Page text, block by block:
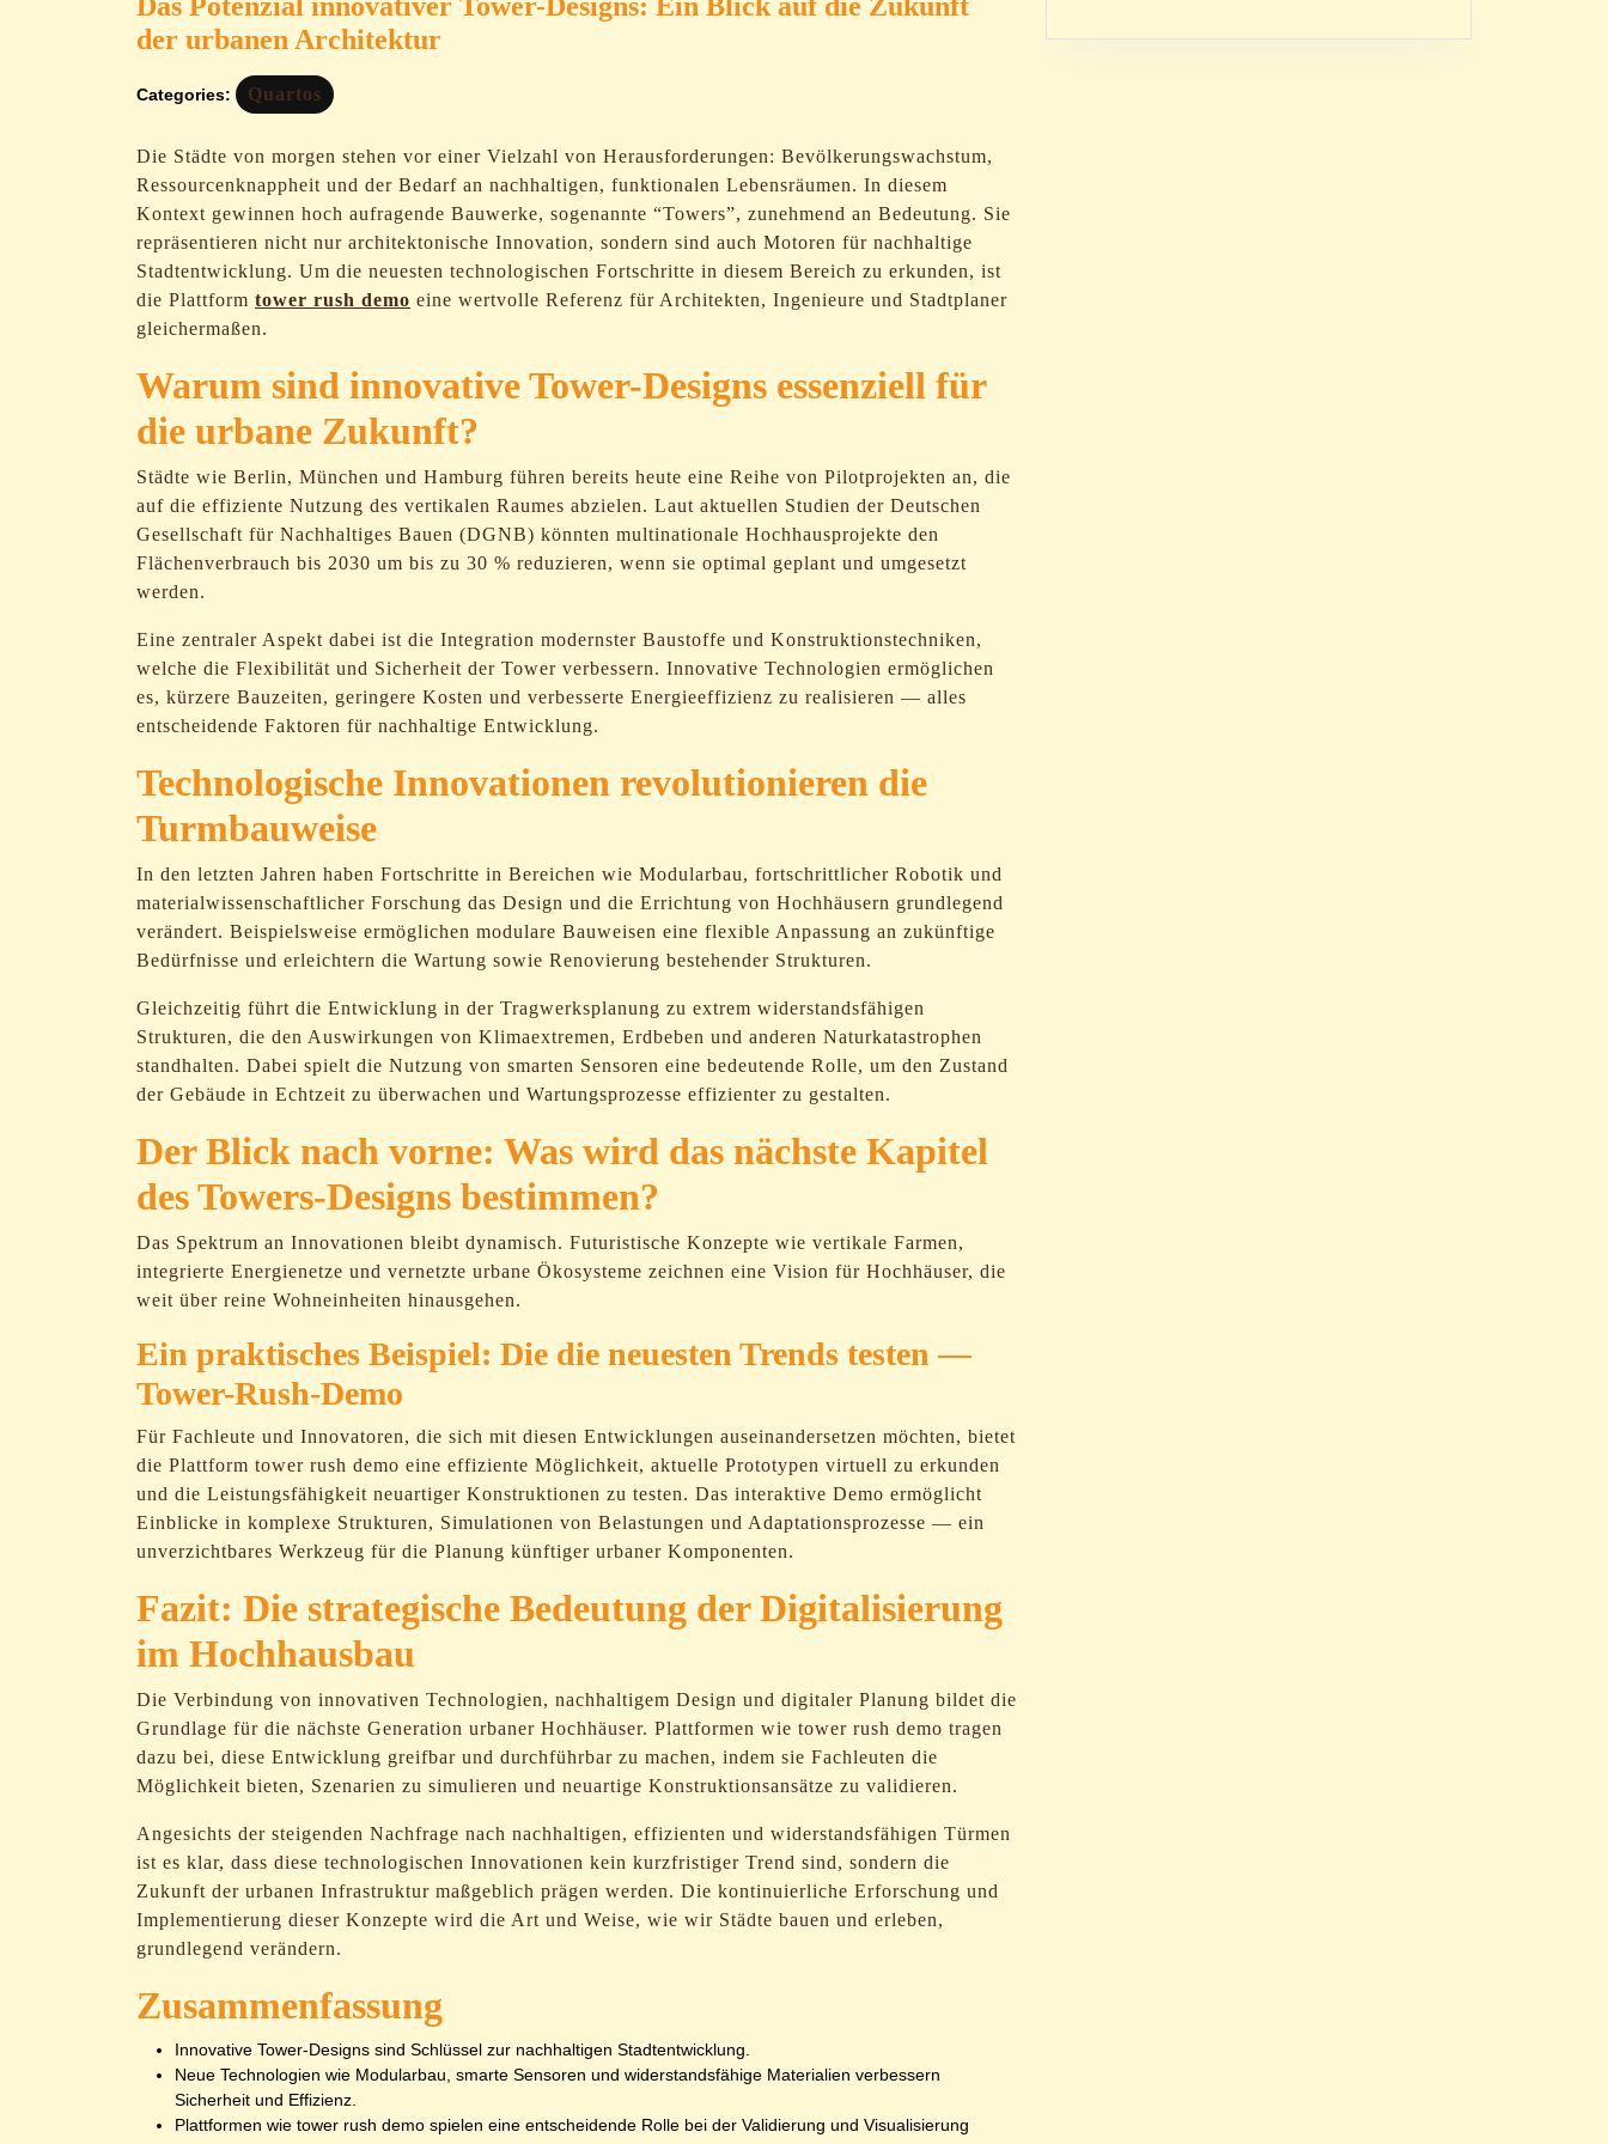
der urbanen Architektur
Categories: Quartos
Die Städte von morgen stehen vor einer Vielzahl von Herausforderungen: Bevölkerungswachstum,
Ressourcenknappheit und der Bedarf an nachhaltigen, funktionalen Lebensräumen. In diesem
Kontext gewinnen hoch aufragende Bauwerke, sogenannte “Towers”, zunehmend an Bedeutung. Sie
repräsentieren nicht nur architektonische Innovation, sondern sind auch Motoren für nachhaltige
Stadtentwicklung. Um die neuesten technologischen Fortschritte in diesem Bereich zu erkunden, ist
die Plattform tower rush demo eine wertvolle Referenz für Architekten, Ingenieure und Stadtplaner
gleichermaßen.
Warum sind innovative Tower-Designs essenziell für
die urbane Zukunft?
Städte wie Berlin, München und Hamburg führen bereits heute eine Reihe von Pilotprojekten an, die
auf die effiziente Nutzung des vertikalen Raumes abzielen. Laut aktuellen Studien der Deutschen
Gesellschaft für Nachhaltiges Bauen (DGNB) könnten multinationale Hochhausprojekte den
Flächenverbrauch bis 2030 um bis zu 30 % reduzieren, wenn sie optimal geplant und umgesetzt
werden.
Eine zentraler Aspekt dabei ist die Integration modernster Baustoffe und Konstruktionstechniken,
welche die Flexibilität und Sicherheit der Tower verbessern. Innovative Technologien ermöglichen
es, kürzere Bauzeiten, geringere Kosten und verbesserte Energieeffizienz zu realisieren — alles
entscheidende Faktoren für nachhaltige Entwicklung.
Technologische Innovationen revolutionieren die
Turmbauweise
In den letzten Jahren haben Fortschritte in Bereichen wie Modularbau, fortschrittlicher Robotik und
materialwissenschaftlicher Forschung das Design und die Errichtung von Hochhäusern grundlegend
verändert. Beispielsweise ermöglichen modulare Bauweisen eine flexible Anpassung an zukünftige
Bedürfnisse und erleichtern die Wartung sowie Renovierung bestehender Strukturen.
Gleichzeitig führt die Entwicklung in der Tragwerksplanung zu extrem widerstandsfähigen
Strukturen, die den Auswirkungen von Klimaextremen, Erdbeben und anderen Naturkatastrophen
standhalten. Dabei spielt die Nutzung von smarten Sensoren eine bedeutende Rolle, um den Zustand
der Gebäude in Echtzeit zu überwachen und Wartungsprozesse effizienter zu gestalten.
Der Blick nach vorne: Was wird das nächste Kapitel
des Towers-Designs bestimmen?
Das Spektrum an Innovationen bleibt dynamisch. Futuristische Konzepte wie vertikale Farmen,
integrierte Energienetze und vernetzte urbane Ökosysteme zeichnen eine Vision für Hochhäuser, die
weit über reine Wohneinheiten hinausgehen.
Ein praktisches Beispiel: Die die neuesten Trends testen —
Tower-Rush-Demo
Für Fachleute und Innovatoren, die sich mit diesen Entwicklungen auseinandersetzen möchten, bietet
die Plattform tower rush demo eine effiziente Möglichkeit, aktuelle Prototypen virtuell zu erkunden
und die Leistungsfähigkeit neuartiger Konstruktionen zu testen. Das interaktive Demo ermöglicht
Einblicke in komplexe Strukturen, Simulationen von Belastungen und Adaptationsprozesse — ein
unverzichtbares Werkzeug für die Planung künftiger urbaner Komponenten.
Fazit: Die strategische Bedeutung der Digitalisierung
im Hochhausbau
Die Verbindung von innovativen Technologien, nachhaltigem Design und digitaler Planung bildet die
Grundlage für die nächste Generation urbaner Hochhäuser. Plattformen wie tower rush demo tragen
dazu bei, diese Entwicklung greifbar und durchführbar zu machen, indem sie Fachleuten die
Möglichkeit bieten, Szenarien zu simulieren und neuartige Konstruktionsansätze zu validieren.
Angesichts der steigenden Nachfrage nach nachhaltigen, effizienten und widerstandsfähigen Türmen
ist es klar, dass diese technologischen Innovationen kein kurzfristiger Trend sind, sondern die
Zukunft der urbanen Infrastruktur maßgeblich prägen werden. Die kontinuierliche Erforschung und
Implementierung dieser Konzepte wird die Art und Weise, wie wir Städte bauen und erleben,
grundlegend verändern.
Zusammenfassung
Innovative Tower-Designs sind Schlüssel zur nachhaltigen Stadtentwicklung.
Neue Technologien wie Modularbau, smarte Sensoren und widerstandsfähige Materialien verbessern
Sicherheit und Effizienz.
Plattformen wie tower rush demo spielen eine entscheidende Rolle bei der Validierung und Visualisierung